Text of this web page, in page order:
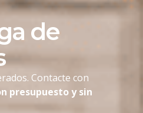
de
Contacte con
presupuesto y sin